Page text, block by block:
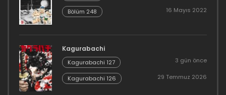
Bölüm 248 16 Mayıs 2022
Kagurabachi
Kagurabachi 127 3 gün önce
Kagurabachi 126 29 Temmuz 2026